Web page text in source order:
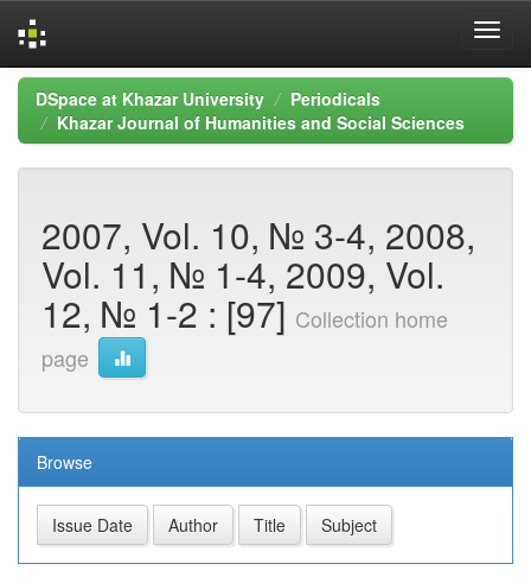
Skip
navigation
DSpace at Khazar University
Periodicals
Khazar Journal of Humanities and Social Sciences
2007, Vol. 10, № 3-4, 2008,
Vol. 11, № 1-4, 2009, Vol.
12, № 1-2 : [97] Collection home
page
Browse